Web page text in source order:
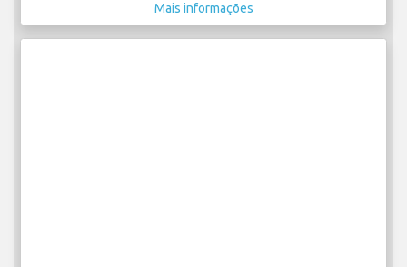
Mais informações